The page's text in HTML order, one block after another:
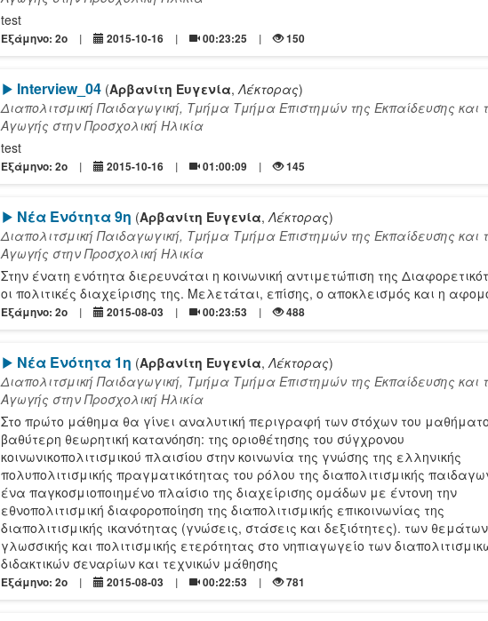
test
Εξάμηνο: 2o 2015-10-16 00:23:25 150
[Play]
Interview_04 (Αρβανίτη Ευγενία,Λέκτορας)
Διαπολιτσμική Παιδαγωγική, Τμήμα Τμήμα Επιστημών της Εκπαίδευσης και
Αγωγής στην Προσχολική Ηλικία
test
Εξάμηνο: 2o 2015-10-16 01:00:09 145
[Play]
Νέα Ενότητα 9η (Αρβανίτη Ευγενία,Λέκτορας)
Διαπολιτσμική Παιδαγωγική, Τμήμα Τμήμα Επιστημών της Εκπαίδευσης και
Αγωγής στην Προσχολική Ηλικία
Στην ένατη ενότητα διερευνάται η κοινωνική αντιμετώπιση της
οι πολιτικές διαχείρισης της. Μελετάται, επίσης, ο αποκλεισμός και η
Εξάμηνο: 2o 2015-08-03 00:23:53 488
[Play]
Νέα Ενότητα 1η (Αρβανίτη Ευγενία,Λέκτορας)
Διαπολιτσμική Παιδαγωγική, Τμήμα Τμήμα Επιστημών της Εκπαίδευσης και
Αγωγής στην Προσχολική Ηλικία
Στο πρώτο μάθημα θα γίνει αναλυτική περιγραφή των στόχων του
βαθύτερη θεωρητική κατανόηση: της οριοθέτησης του σύγχρονου
κοινωνικοπολιτισμικού πλαισίου στην κοινωνία της γνώσης της ελληνικής
πολυπολιτισμικής πραγματικότητας του ρόλου της διαπολιτισμικής
ένα παγκοσμιοποιημένο πλαίσιο της διαχείρισης ομάδων με έντονη την
εθνοπολιτισμική διαφοροποίηση της διαπολιτισμικής επικοινωνίας της
διαπολιτισμικής ικανότητας (γνώσεις, στάσεις και δεξιότητες). των θεμάτων
γλωσσικής και πολιτισμικής ετερότητας στο νηπιαγωγείο των
διδακτικών σεναρίων και τεχνικών μάθησης
Εξάμηνο: 2o 2015-08-03 00:22:53 781